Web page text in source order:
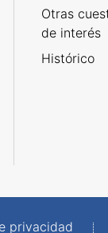
Otras
de interés
Histórico
privacidad